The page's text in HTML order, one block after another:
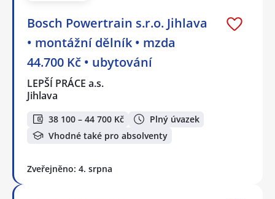
Bosch Powertrain s.r.o. Jihlava
• montážní dělník • mzda
44.700 Kč • ubytování
LEPŠÍ PRÁCE a.s.
Jihlava
38 100 – 44 700 Kč
Plný úvazek
Vhodné také pro absolventy
Zveřejněno: 4. srpna